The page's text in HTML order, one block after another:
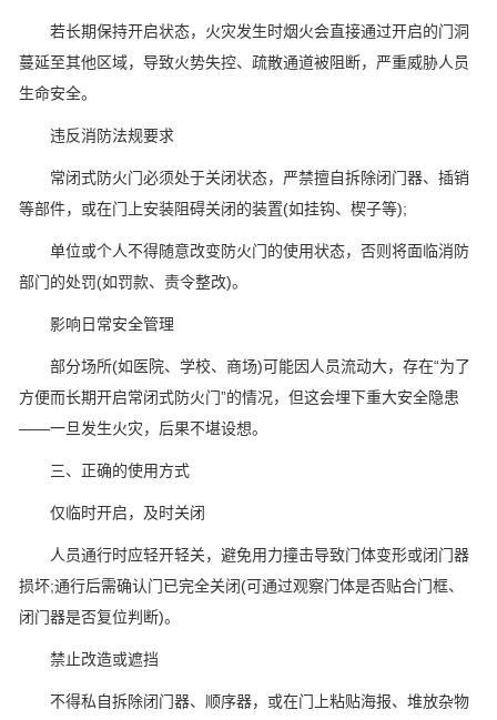
若长期保持开启状态，火灾发生时烟火会直接通过开启的门洞
蔓延至其他区域，导致火势失控、疏散通道被阻断，严重威胁人员
生命安全。
违反消防法规要求
常闭式防火门必须处于关闭状态，严禁擅自拆除闭门器、插销
等部件，或在门上安装阻碍关闭的装置(如挂钩、楔子等);
单位或个人不得随意改变防火门的使用状态，否则将面临消防
部门的处罚(如罚款、责令整改)。
影响日常安全管理
部分场所(如医院、学校、商场)可能因人员流动大，存在“为了
方便而长期开启常闭式防火门”的情况，但这会埋下重大安全隐患
——一旦发生火灾，后果不堪设想。
三、正确的使用方式
仅临时开启，及时关闭
人员通行时应轻开轻关，避免用力撞击导致门体变形或闭门器
损坏;通行后需确认门已完全关闭(可通过观察门体是否贴合门框、
闭门器是否复位判断)。
禁止改造或遮挡
不得私自拆除闭门器、顺序器，或在门上粘贴海报、堆放杂物